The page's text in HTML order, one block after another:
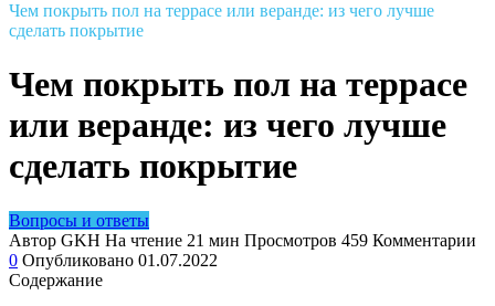
Чем покрыть пол на террасе или веранде: из чего лучше
сделать покрытие
Чем покрыть пол на террасе
или веранде: из чего лучше
сделать покрытие
Вопросы и ответы
Автор GKH На чтение 21 мин Просмотров 459 Комментарии
0 Опубликовано 01.07.2022
Содержание